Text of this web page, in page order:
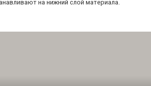
на нижний слой материала.